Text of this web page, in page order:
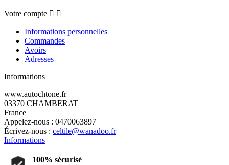
Votre compte  
Informations personnelles
Commandes
Avoirs
Adresses
Informations
www.autochtone.fr
03370 CHAMBERAT
France
Appelez-nous : 0470063897
Écrivez-nous : celtile@wanadoo.fr
Informations
100% sécurisé